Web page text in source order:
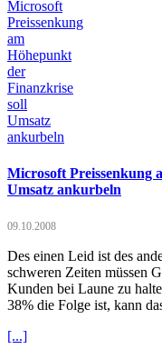
Microsoft Preissenkung
Umsatz ankurbeln
09.10.2008
Des einen Leid ist des
schweren Zeiten müssen
Kunden bei Laune zu
38% die Folge ist, kann
[...]